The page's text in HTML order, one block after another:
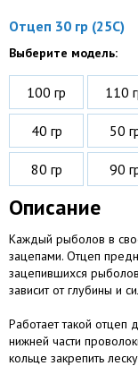
Отцеп 30 гр (25С)
Выберите модель:
100 гр 110
40 гр 50
80 гр 90
Описание
Каждый рыболов в
зацепами. Отцеп
зацепившихся
зависит от глубины и
Работает такой отцеп
нижней части
кольце закрепить